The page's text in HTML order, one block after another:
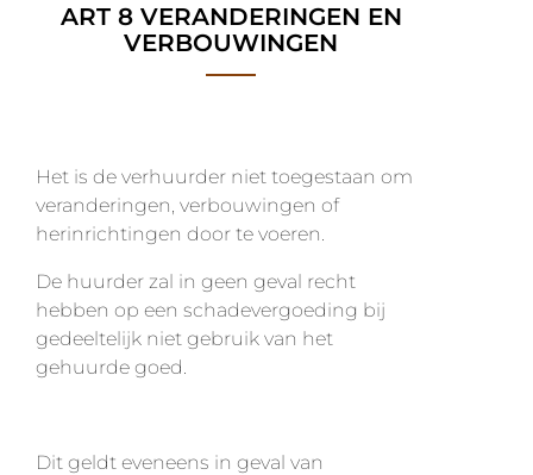
ART 8 VERANDERINGEN EN
VERBOUWINGEN
Het is de verhuurder niet toegestaan om
veranderingen, verbouwingen of
herinrichtingen door te voeren.
De huurder zal in geen geval recht
hebben op een schadevergoeding bij
gedeeltelijk niet gebruik van het
gehuurde goed.
Dit geldt eveneens in geval van